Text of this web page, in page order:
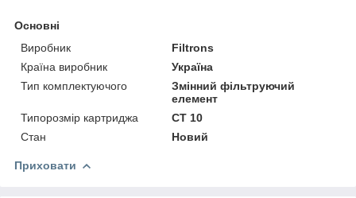
Основні
Виробник
Filtrons
Країна виробник
Україна
Тип комплектуючого
Змінний фільтруючий
елемент
Типорозмір картриджа
СТ 10
Стан
Новий
Приховати